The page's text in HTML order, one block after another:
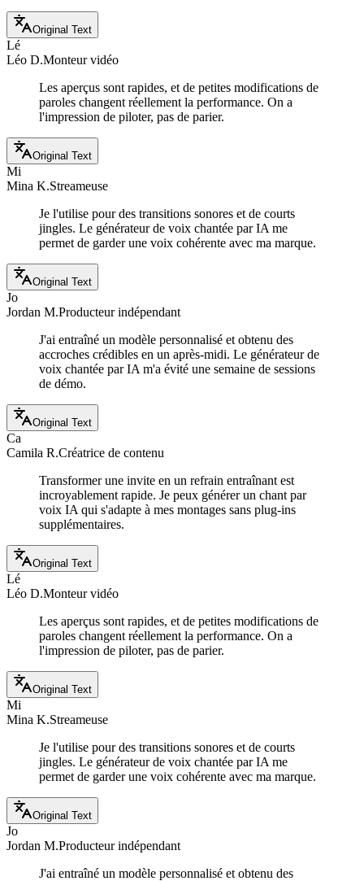
Original Text
Lé
Léo D.Monteur vidéo
Les aperçus sont rapides, et de petites modifications de
paroles changent réellement la performance. On a
l'impression de piloter, pas de parier.
Original Text
Mi
Mina K.Streameuse
Je l'utilise pour des transitions sonores et de courts
jingles. Le générateur de voix chantée par IA me
permet de garder une voix cohérente avec ma marque.
Original Text
Jo
Jordan M.Producteur indépendant
J'ai entraîné un modèle personnalisé et obtenu des
accroches crédibles en un après-midi. Le générateur de
voix chantée par IA m'a évité une semaine de sessions
de démo.
Original Text
Ca
Camila R.Créatrice de contenu
Transformer une invite en un refrain entraînant est
incroyablement rapide. Je peux générer un chant par
voix IA qui s'adapte à mes montages sans plug-ins
supplémentaires.
Original Text
Lé
Léo D.Monteur vidéo
Les aperçus sont rapides, et de petites modifications de
paroles changent réellement la performance. On a
l'impression de piloter, pas de parier.
Original Text
Mi
Mina K.Streameuse
Je l'utilise pour des transitions sonores et de courts
jingles. Le générateur de voix chantée par IA me
permet de garder une voix cohérente avec ma marque.
Original Text
Jo
Jordan M.Producteur indépendant
J'ai entraîné un modèle personnalisé et obtenu des